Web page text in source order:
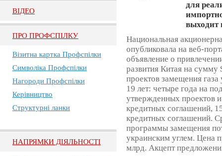
ВIДЕО
ПРО ПРОФСПIЛКУ
Візитна картка Профспілки
Символіка Профспілки
Нагороди Профспілки
Керівництво
Структурні ланки
НАПРЯМКИ ДІЯЛЬНОСТІ
для
выходит
Национальная
опубликовала на веб-
объявление о
развития Китая на
проектов замещения газа
19 лет: четыре года на
утвержденных проектов
кредитных соглашений,
кредитных соглашений.
программы замещения
украинским углем. Цена
млрд. Акцепт